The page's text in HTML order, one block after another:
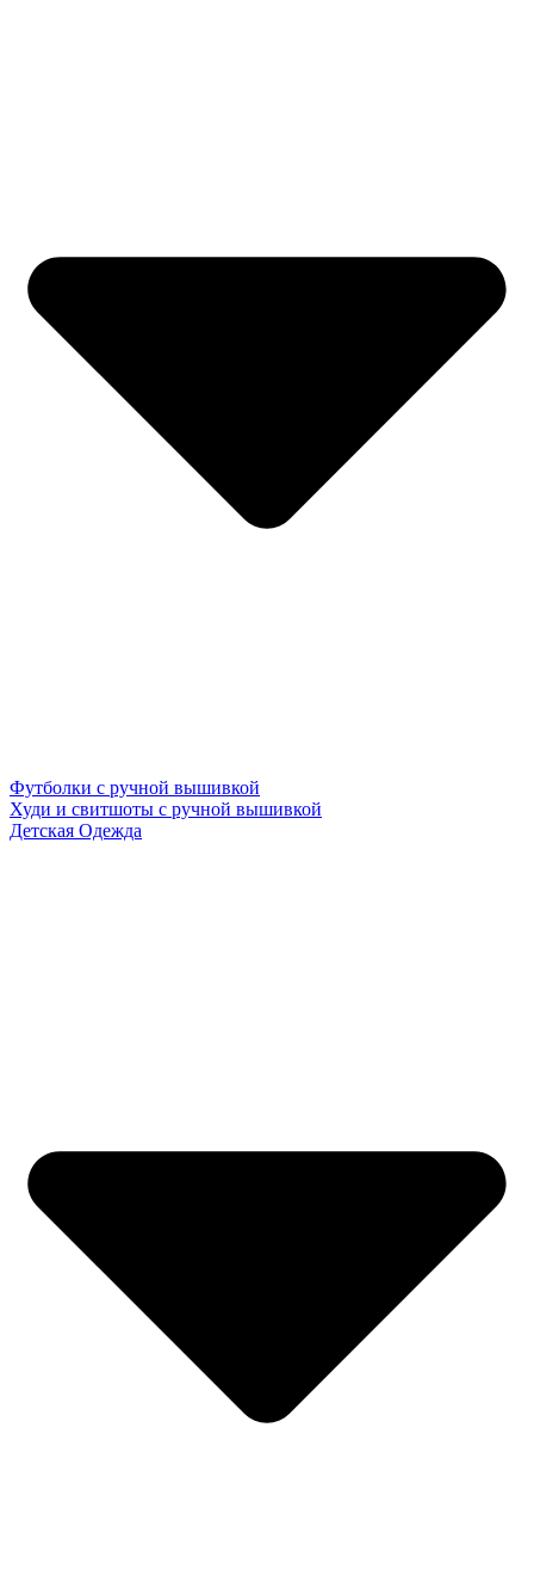
Футболки с ручной вышивкой
Худи и свитшоты с ручной вышивкой
Детская Одежда